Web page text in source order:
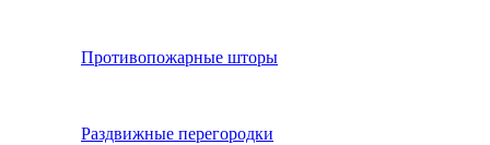
Противопожарные шторы
Раздвижные перегородки